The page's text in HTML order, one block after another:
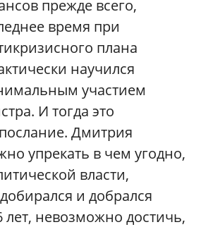
прежде всего,
время при
плана
научился
участием
И тогда это
Дмитрия
упрекать в чем угодно,
власти,
и добрался
лет, невозможно достичь,